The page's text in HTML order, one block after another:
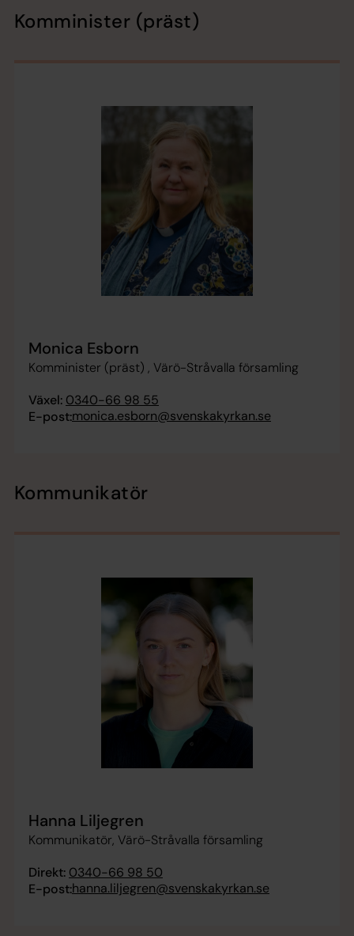
Komminister (präst)
Monica Esborn
Komminister (präst) , Värö-Stråvalla församling
Växel: 0340-66 98 55
E-post:monica.esborn@svenskakyrkan.se
Kommunikatör
Hanna Liljegren
Kommunikatör, Värö-Stråvalla församling
Direkt: 0340-66 98 50
E-post:hanna.liljegren@svenskakyrkan.se